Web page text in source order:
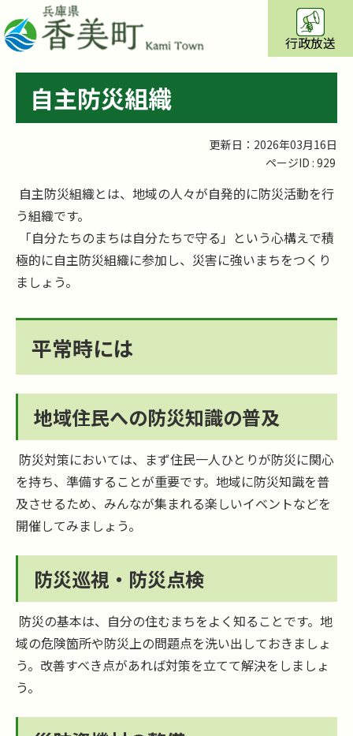
行政放送
自主防災組織
更新日：2026年03月16日
ページID : 929
自主防災組織とは、地域の人々が自発的に防災活動を行
う組織です。
「自分たちのまちは自分たちで守る」という心構えで積
極的に自主防災組織に参加し、災害に強いまちをつくり
ましょう。
平常時には
地域住民への防災知識の普及
防災対策においては、まず住民一人ひとりが防災に関心
を持ち、準備することが重要です。地域に防災知識を普
及させるため、みんなが集まれる楽しいイベントなどを
開催してみましょう。
防災巡視・防災点検
防災の基本は、自分の住むまちをよく知ることです。地
域の危険箇所や防災上の問題点を洗い出しておきましょ
う。改善すべき点があれば対策を立てて解決をしましょ
う。